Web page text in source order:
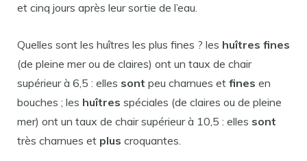
et cinq jours après leur sortie de l’eau.
Quelles sont les huîtres les plus fines ? les huîtres fines
(de pleine mer ou de claires) ont un taux de chair
supérieur à 6,5 : elles sont peu charnues et fines en
bouches ; les huîtres spéciales (de claires ou de pleine
mer) ont un taux de chair supérieur à 10,5 : elles sont
très charnues et plus croquantes.